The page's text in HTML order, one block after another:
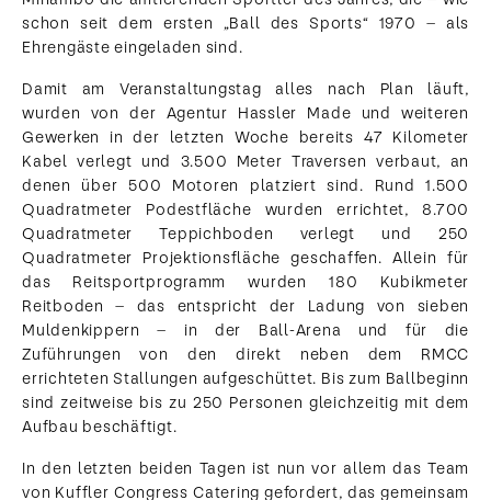
schon seit dem ersten „Ball des Sports“ 1970 – als
Ehrengäste eingeladen sind.
Damit am Veranstaltungstag alles nach Plan läuft,
wurden von der Agentur Hassler Made und weiteren
Gewerken in der letzten Woche bereits 47 Kilometer
Kabel verlegt und 3.500 Meter Traversen verbaut, an
denen über 500 Motoren platziert sind. Rund 1.500
Quadratmeter Podestfläche wurden errichtet, 8.700
Quadratmeter Teppichboden verlegt und 250
Quadratmeter Projektionsfläche geschaffen. Allein für
das Reitsportprogramm wurden 180 Kubikmeter
Reitboden – das entspricht der Ladung von sieben
Muldenkippern – in der Ball-Arena und für die
Zuführungen von den direkt neben dem RMCC
errichteten Stallungen aufgeschüttet. Bis zum Ballbeginn
sind zeitweise bis zu 250 Personen gleichzeitig mit dem
Aufbau beschäftigt.
In den letzten beiden Tagen ist nun vor allem das Team
von Kuffler Congress Catering gefordert, das gemeinsam